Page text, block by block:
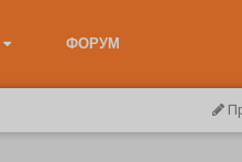
ФОРУМ